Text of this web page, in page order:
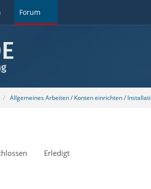
Forum
Allgemeines Arbeiten / Konten einrichten /
Erledigt